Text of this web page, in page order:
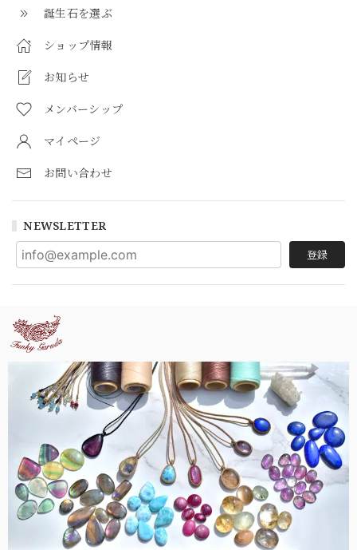
誕生石を選ぶ
ショップ情報
お知らせ
メンバーシップ
マイページ
お問い合わせ
NEWSLETTER
登録